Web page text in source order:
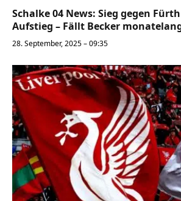
Schalke 04 News: Sieg gegen
Aufstieg – Fällt Becker
28. September, 2025 – 09:35